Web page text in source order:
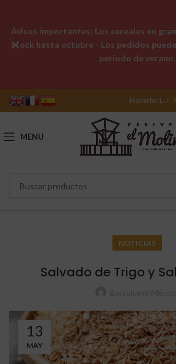
Horario: L-J:
MENU
NOTICIAS
Salvado de Trigo y
13
MAY
Avisos importantes: Los cereales en
stock hasta octubre - Los pedidos
período de verano.